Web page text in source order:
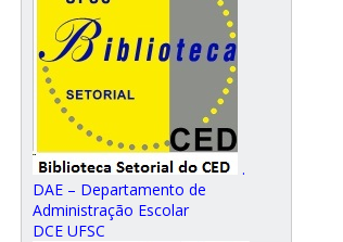
.
DAE – Departamento de
Administração Escolar
DCE UFSC